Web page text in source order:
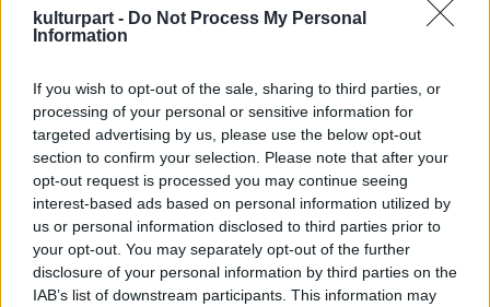
kulturpart - Do Not Process My Personal
Information
If you wish to opt-out of the sale, sharing to third parties, or
processing of your personal or sensitive information for
targeted advertising by us, please use the below opt-out
section to confirm your selection. Please note that after your
opt-out request is processed you may continue seeing
interest-based ads based on personal information utilized by
us or personal information disclosed to third parties prior to
your opt-out. You may separately opt-out of the further
disclosure of your personal information by third parties on the
IAB’s list of downstream participants. This information may
példaként az emberek elé, akik erőt,
motivációt merítenek ebből, követendő
eltűnt volna a díjazottak kiválasztásánál. Ha
ez így megy tovább, és sorozatos botrányok,
tévedések övezik a díjátadókat, akkor nagyon
komoly morális kár keletkezik. Később
nagyon nehéz lesz újra feltámasztani a
motivációt. De sajnos ugyanez a helyzet az
egészségügy vagy a tudomány területén is...
Az ilyen esetek közönybe taszítják az
embereket.